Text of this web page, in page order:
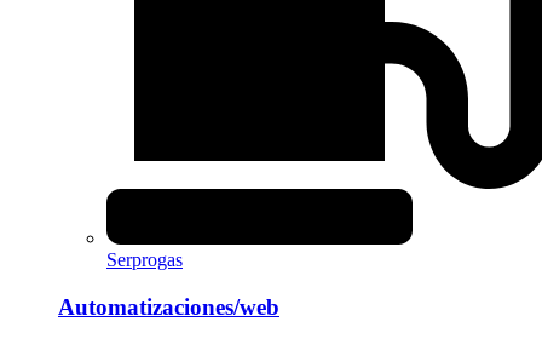
Serprogas
Automatizaciones/web